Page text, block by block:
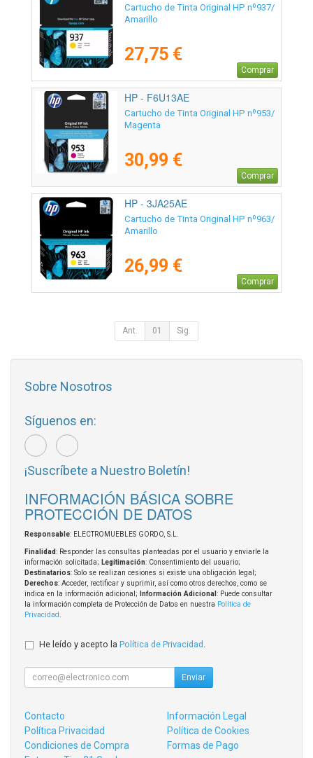
Cartucho de Tinta Original HP nº937/
Amarillo
27,75 €
Comprar
HP - F6U13AE
Cartucho de Tinta Original HP nº953/
Magenta
30,99 €
Comprar
HP - 3JA25AE
Cartucho de Tinta Original HP nº963/
Amarillo
26,99 €
Comprar
Ant. 01 Sig.
Sobre Nosotros
Síguenos en:
¡Suscríbete a Nuestro Boletín!
INFORMACIÓN BÁSICA SOBRE
PROTECCIÓN DE DATOS
Responsable: ELECTROMUEBLES GORDO, S.L.
Finalidad: Responder las consultas planteadas por el usuario y enviarle la
información solicitada; Legitimación: Consentimiento del usuario;
Destinatarios: Solo se realizan cesiones si existe una obligación legal;
Derechos: Acceder, rectificar y suprimir, así como otros derechos, como se
indica en la información adicional;
Información Adicional : Puede consultar
la información completa de Protección de Datos en nuestra Política de
Privacidad
He leído y acepto la Política de Privacidad
Enviar
Contacto
Información Legal
Política Privacidad
Política de Cookies
Condiciones de Compra
Formas de Pago